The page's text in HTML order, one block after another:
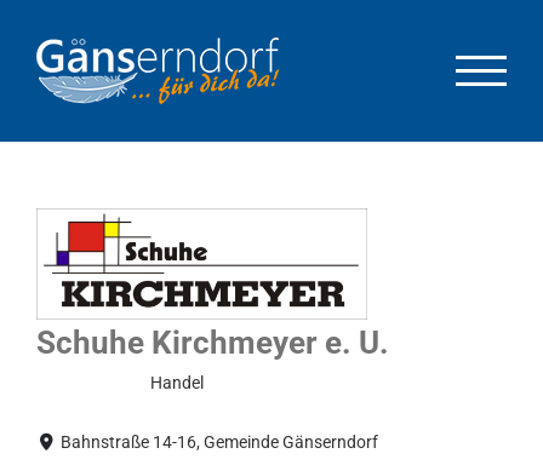
springen
Schuhe Kirchmeyer e. U.
Handel
Bahnstraße 14-16, Gemeinde Gänserndorf